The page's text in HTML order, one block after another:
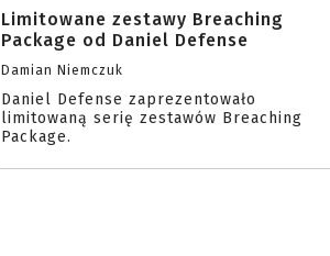
Limitowane zestawy Breaching
Package od Daniel Defense
Damian Niemczuk
Daniel Defense zaprezentowało
limitowaną serię zestawów Breaching
Package.